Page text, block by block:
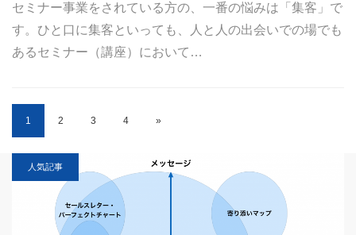
セミナー事業をされている方の、一番の悩みは「集客」で
す。ひと口に集客といっても、人と人の出会いでの場でも
あるセミナー（講座）において…
1 2 3 4 »
人気記事